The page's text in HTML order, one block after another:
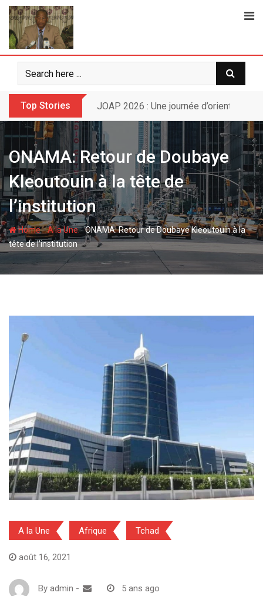
Skip
content
Top Stories Sport : Gazelle FC se dote d’une
ONAMA: Retour de Doubaye
Kleoutouin à la tête de
l’institution
Home-A la Une-ONAMA: Retour de Doubaye Kleoutouin à la
tête de l’institution
A la Une Afrique Tchad
août 16, 2021
By admin - 5 ans ago